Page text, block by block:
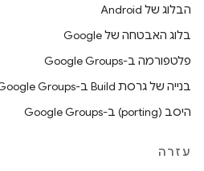
הבלוג של Android
בלוג האבטחה של Google
פלטפורמה ב-Google Groups
בנייה של גרסת Build ב-Google Groups
היסב (porting) ב-Google Groups
עזרה